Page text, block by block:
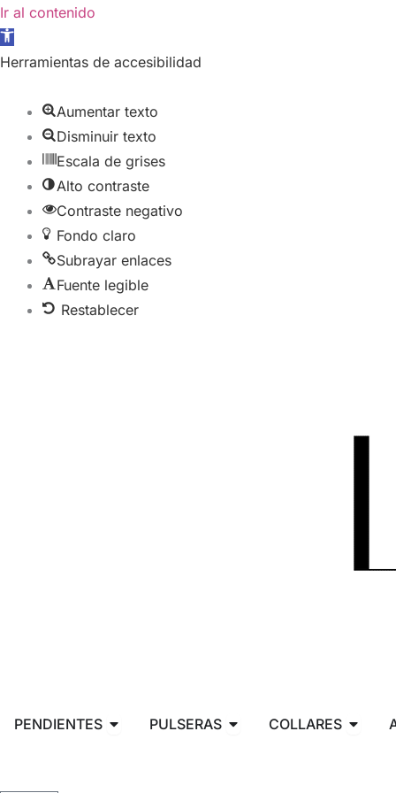
Ir al contenido
Abrir
barra
herramientas
Herramientas de accesibilidad
Aumentar texto
Disminuir texto
Escala de grises
Alto contraste
Contraste negativo
Fondo claro
Subrayar enlaces
Fuente legible
Restablecer
Ir
al
contenido
PENDIENTES Abrir PENDIENTES
PULSERAS Abrir PULSERAS
COLLARES Abrir